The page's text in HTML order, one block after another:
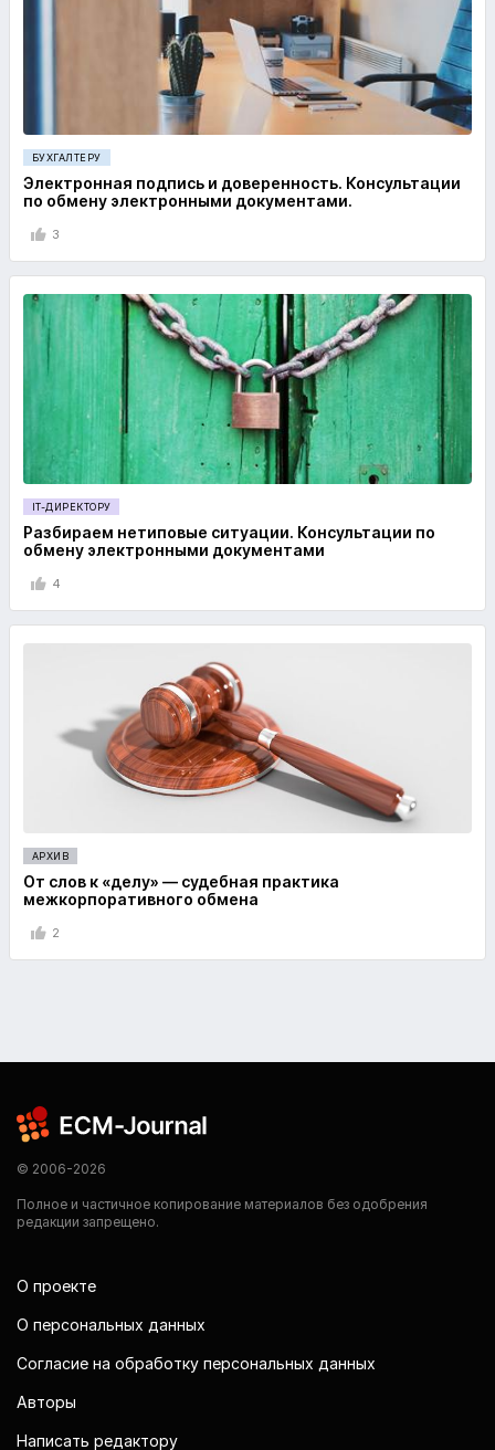
БУХГАЛТЕРУ
Электронная подпись и доверенность. Консультации
по обмену электронными документами.
3
IT-ДИРЕКТОРУ
Разбираем нетиповые ситуации. Консультации по
обмену электронными документами
4
АРХИВ
От слов к «делу» — судебная практика
межкорпоративного обмена
2
© 2006-2026
Полное и частичное копирование материалов без одобрения
редакции запрещено.
О проекте
О персональных данных
Согласие на обработку персональных данных
Авторы
Написать редактору